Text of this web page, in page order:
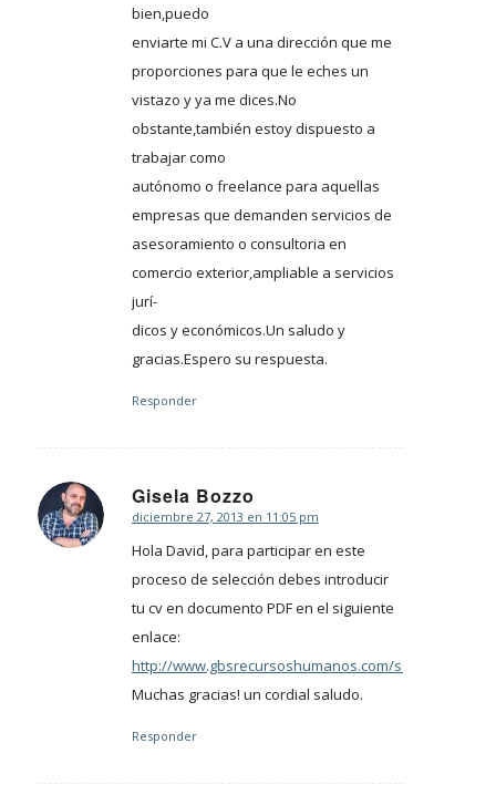
bien,puedo
enviarte mi C.V a una dirección que me
proporciones para que le eches un
vistazo y ya me dices.No
obstante,también estoy dispuesto a
trabajar como
autónomo o freelance para aquellas
empresas que demanden servicios de
asesoramiento o consultoria en
comercio exterior,ampliable a servicios
jurí-
dicos y económicos.Un saludo y
gracias.Espero su respuesta.
Responder
Gisela Bozzo
Dice:
diciembre 27, 2013 en 11:05 pm
Hola David, para participar en este
proceso de selección debes introducir
tu cv en documento PDF en el siguiente
enlace:
http://www.gbsrecursoshumanos.com/
Muchas gracias! un cordial saludo.
Responder